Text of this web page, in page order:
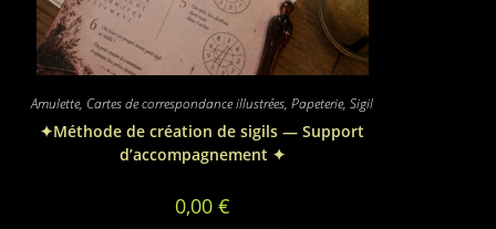
Amulette, Cartes de correspondance illustrées,Papeterie,Sigil
✦Méthode de création de sigils — Support
d’accompagnement ✦
0,00 €